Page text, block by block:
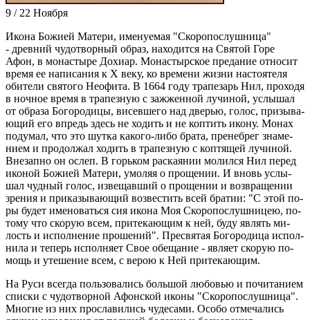
9 / 22 Ноября
Ико­на Бо­жи­ей Ма­те­ри, име­ну­е­мая "Ско­ро­по­слуш­ни­ца"
- древ­ний чу­до­твор­ный об­раз, на­хо­дит­ся на Свя­той Го­ре
Афон, в мо­на­сты­ре До­хи­ар. Мо­на­стыр­ское пре­да­ние от­но­сит
вре­мя ее на­пи­са­ния к Х ве­ку, ко вре­ме­ни жиз­ни на­сто­я­те­ля
оби­те­ли свя­то­го Нео­фи­та. В 1664 го­ду тра­пе­зарь Нил, про­хо­дя
в ноч­ное вре­мя в тра­пез­ную с за­жжен­ной лу­чи­ной, услы­шал
от об­ра­за Бо­го­ро­ди­цы, ви­сев­ше­го над две­рью, го­лос, при­зы­ва­
ю­щий его впредь здесь не хо­дить и не коп­тить ико­ну. Мо­нах
по­ду­мал, что это шут­ка ка­ко­го-ли­бо бра­та, пре­не­брег зна­ме­
ни­ем и про­дол­жал хо­дить в тра­пез­ную с коп­тя­щей лу­чи­ной.
Вне­зап­но он ослеп. В горь­ком рас­ка­я­нии мо­лил­ся Нил пе­ред
ико­ной Бо­жи­ей Ма­те­ри, умо­ляя о про­ще­нии. И вновь услы­
шал чуд­ный го­лос, из­ве­щав­ший о про­ще­нии и воз­вра­ще­нии
зре­ния и при­ка­зы­ва­ю­щий воз­ве­стить всей бра­тии: "С этой по­
ры бу­дет име­но­вать­ся сия ико­на Моя Ско­ро­по­слуш­ни­цею, по­
то­му что ско­рую всем, при­те­ка­ю­щим к ней, бу­ду яв­лять ми­
лость и ис­пол­не­ние про­ше­ний". Пре­свя­тая Бо­го­ро­ди­ца ис­пол­
ни­ла и те­перь ис­пол­ня­ет Свое обе­ща­ние - яв­ля­ет ско­рую по­
мощь и уте­ше­ние всем, с ве­рою к Ней при­те­ка­ю­щим.
На Ру­си все­гда поль­зо­ва­лись боль­шой лю­бо­вью и по­чи­та­ни­ем
спис­ки с чу­до­твор­ной Афон­ской ико­ны "Ско­ро­по­слуш­ни­ца".
Мно­гие из них про­сла­ви­лись чу­де­са­ми. Осо­бо от­ме­ча­лись